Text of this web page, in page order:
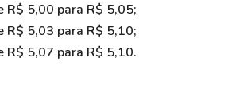
R$ 5,00 para R$ 5,05;
R$ 5,03 para R$ 5,10;
R$ 5,07 para R$ 5,10.